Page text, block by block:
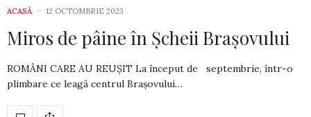
ACASĂ 12 OCTOMBRIE 2023
Miros de pâine în Șcheii Brașovului
ROMÂNI CARE AU REUȘIT La început de septembrie, într-o
plimbare ce leagă centrul Brașovului…